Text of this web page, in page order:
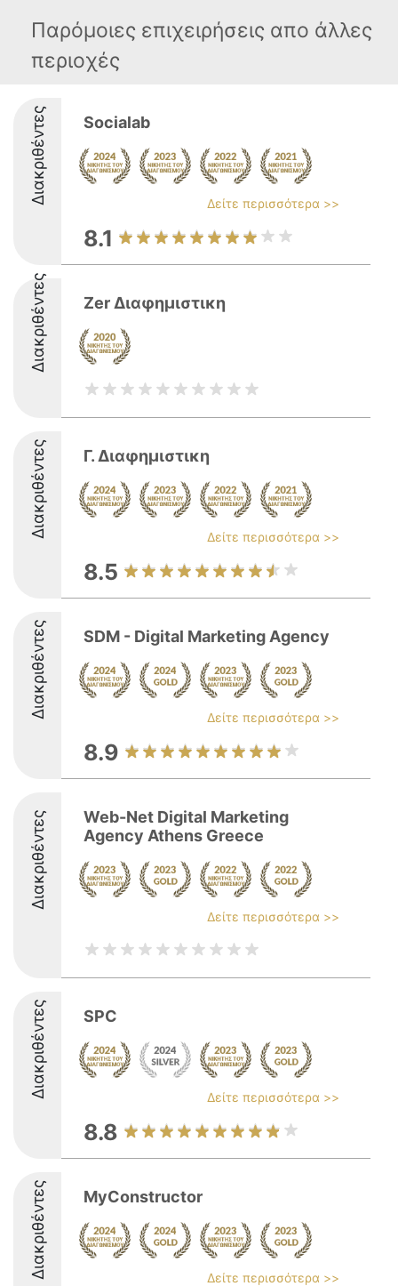
Παρόμοιες επιχειρήσεις απο άλλες
περιοχές
Διακριθέντες Socialab
Δείτε περισσότερα >>
8.1
Διακριθέντες Zer Διαφημιστικη
Διακριθέντες Γ. Διαφημιστικη
Δείτε περισσότερα >>
8.5
Διακριθέντες SDM - Digital Marketing Agency
Δείτε περισσότερα >>
8.9
Διακριθέντες
Web-Net Digital Marketing
Agency Athens Greece
Δείτε περισσότερα >>
Διακριθέντες SPC
Δείτε περισσότερα >>
8.8
Διακριθέντες MyConstructor
Δείτε περισσότερα >>